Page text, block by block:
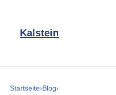
Kalstein
Startseite›Blog›